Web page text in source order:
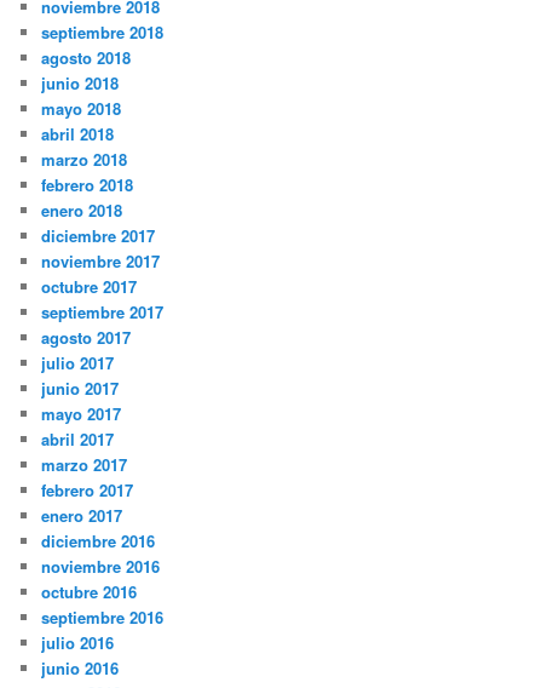
noviembre 2018
septiembre 2018
agosto 2018
junio 2018
mayo 2018
abril 2018
marzo 2018
febrero 2018
enero 2018
diciembre 2017
noviembre 2017
octubre 2017
septiembre 2017
agosto 2017
julio 2017
junio 2017
mayo 2017
abril 2017
marzo 2017
febrero 2017
enero 2017
diciembre 2016
noviembre 2016
octubre 2016
septiembre 2016
julio 2016
junio 2016